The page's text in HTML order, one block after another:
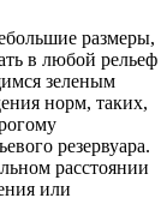
размеры,
в любой рельеф
зеленым
норм, таких,
резервуара.
расстоянии
или